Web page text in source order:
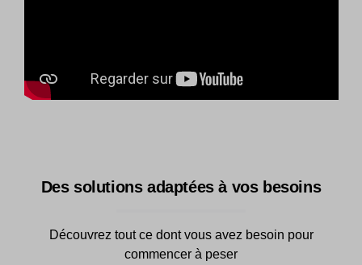
Des solutions adaptées à vos besoins
Découvrez tout ce dont vous avez besoin pour
commencer à peser